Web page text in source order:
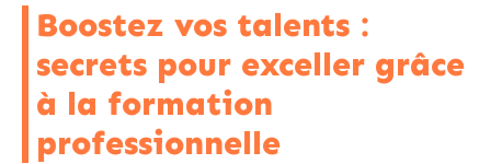
Boostez vos talents :
secrets pour exceller grâce
à la formation
professionnelle